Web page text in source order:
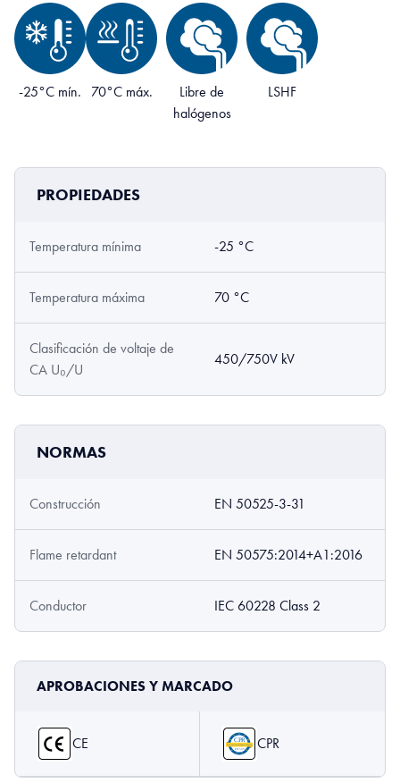
-25°C mín. 70°C máx.
Libre de
halógenos
LSHF
PROPIEDADES
Temperatura mínima -25 °C
Temperatura máxima 70 °C
Clasificación de voltaje de
CA U₀/U
450/750V kV
NORMAS
Construcción EN 50525-3-31
Flame retardant EN 50575:2014+A1:2016
Conductor IEC 60228 Class 2
APROBACIONES Y MARCADO
CE CPR